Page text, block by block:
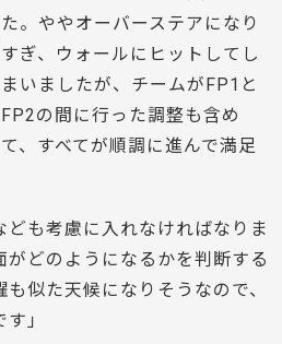
た。ややオーバーステアになり
すぎ、ウォールにヒットしてし
まいましたが、チームがFP1と
FP2の間に行った調整も含め
て、すべてが順調に進んで満足
ども考慮に入れなければなりま
どのようになるかを判断する
似た天候になりそうなので、
」